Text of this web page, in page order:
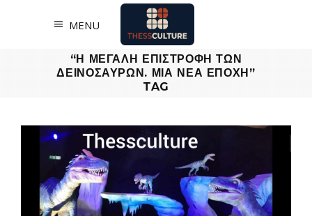
MENU
“Η ΜΕΓΑΛΗ ΕΠΙΣΤΡΟΦΗ ΤΩΝ
ΔΕΙΝΟΣΑΥΡΩΝ. ΜΙΑ ΝΕΑ ΕΠΟΧΗ”
TAG